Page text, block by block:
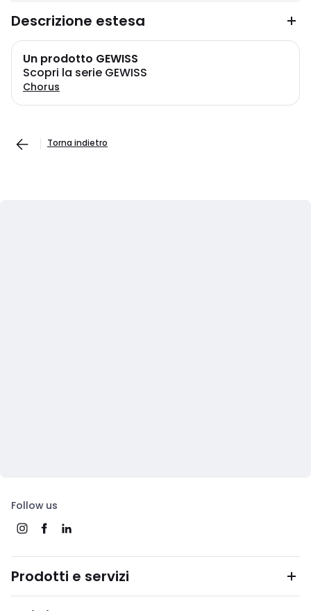
Descrizione estesa
Un prodotto GEWISS
Scopri la serie GEWISS
Chorus
Torna indietro
Follow us
Prodotti e servizi